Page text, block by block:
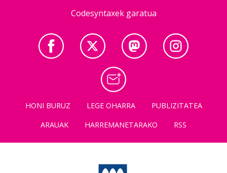
Codesyntaxek garatua
HONI BURUZ LEGE OHARRA
PUBLIZITATEA
ARAUAK
HARREMANETARAKO RSS